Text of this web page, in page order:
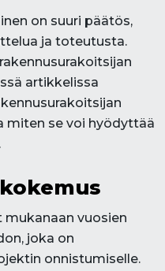
on suuri päätös,
ja toteutusta.
artikkelissa
miten se voi hyödyttää
vuosien
joka on
onnistumiselle.